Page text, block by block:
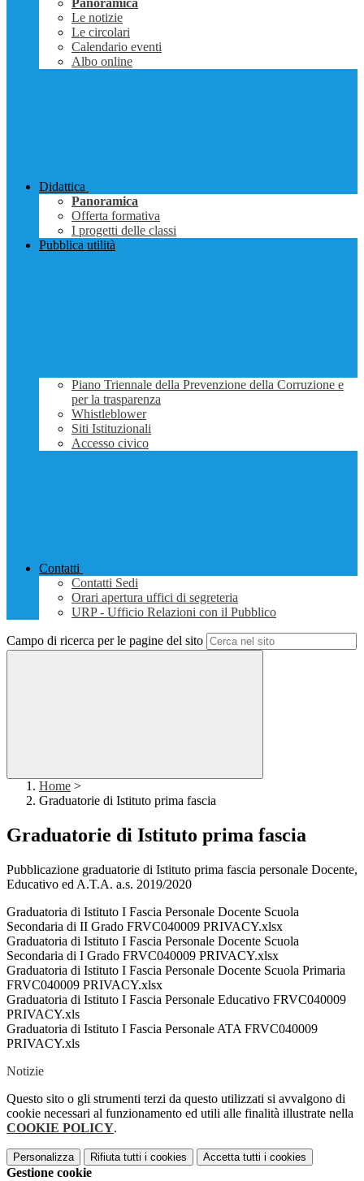
Panoramica
Le notizie
Le circolari
Calendario eventi
Albo online
Didattica
Panoramica
Offerta formativa
I progetti delle classi
Pubblica utilità
Piano Triennale della Prevenzione della Corruzione e
per la trasparenza
Whistleblower
Siti Istituzionali
Accesso civico
Contatti
Contatti Sedi
Orari apertura uffici di segreteria
URP - Ufficio Relazioni con il Pubblico
Campo di ricerca per le pagine del sito
Home >
Graduatorie di Istituto prima fascia
Graduatorie di Istituto prima fascia
Pubblicazione graduatorie di Istituto prima fascia personale Docente,
Educativo ed A.T.A. a.s. 2019/2020
Graduatoria di Istituto I Fascia Personale Docente Scuola
Secondaria di II Grado FRVC040009 PRIVACY.xlsx
Graduatoria di Istituto I Fascia Personale Docente Scuola
Secondaria di I Grado FRVC040009 PRIVACY.xlsx
Graduatoria di Istituto I Fascia Personale Docente Scuola Primaria
FRVC040009 PRIVACY.xlsx
Graduatoria di Istituto I Fascia Personale Educativo FRVC040009
PRIVACY.xls
Graduatoria di Istituto I Fascia Personale ATA FRVC040009
PRIVACY.xls
Notizie
Questo sito o gli strumenti terzi da questo utilizzati si avvalgono di
cookie necessari al funzionamento ed utili alle finalità illustrate nella
COOKIE POLICY.
Personalizza Rifiuta tutti i cookies Accetta tutti i cookies
Gestione cookie